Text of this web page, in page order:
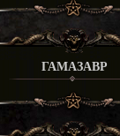
ГАМАЗАВР